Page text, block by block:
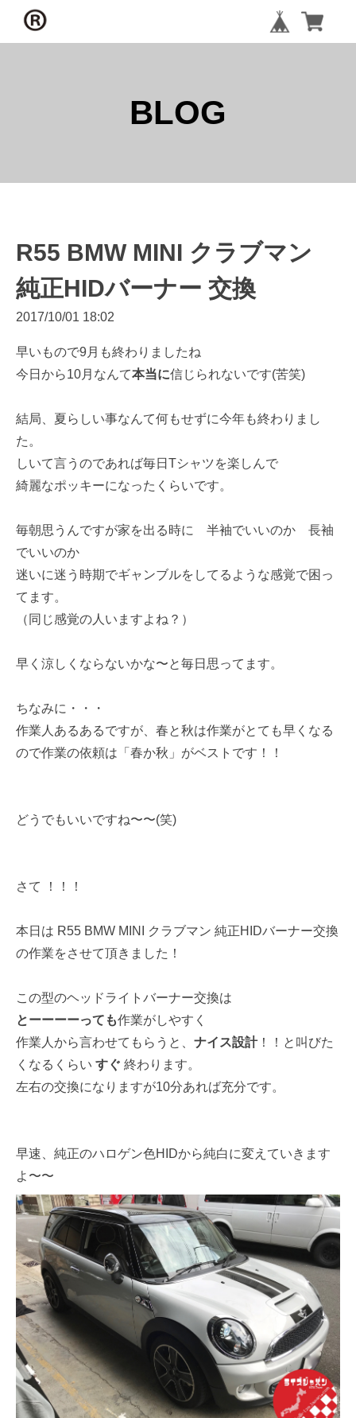
BLOG
R55 BMW MINI クラブマン
純正HIDバーナー 交換
2017/10/01 18:02
早いもので9月も終わりましたね
今日から10月なんて本当に信じられないです(苦笑)
結局、夏らしい事なんて何もせずに今年も終わりまし
た。
しいて言うのであれば毎日Tシャツを楽しんで
綺麗なポッキーになったくらいです。
毎朝思うんですが家を出る時に 半袖でいいのか 長袖
でいいのか
迷いに迷う時期でギャンブルをしてるような感覚で困っ
てます。
（同じ感覚の人いますよね？）
早く涼しくならないかな〜と毎日思ってます。
ちなみに・・・
作業人あるあるですが、春と秋は作業がとても早くなる
ので作業の依頼は「春か秋」がベストです！！
どうでもいいですね〜〜(笑)
さて ！！！
本日は R55 BMW MINI クラブマン 純正HIDバーナー交換
の作業をさせて頂きました！
この型のヘッドライトバーナー交換は
とーーーーっても作業がしやすく
作業人から言わせてもらうと、 ナイス設計！！と叫びた
くなるくらい すぐ 終わります。
左右の交換になりますが10分あれば充分です。
早速、純正のハロゲン色HIDから純白に変えていきます
よ〜〜